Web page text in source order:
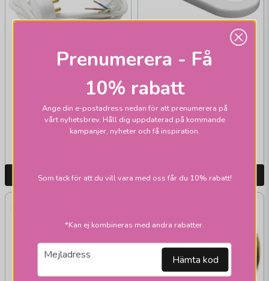
Armatursladd med
lamppropp jordad
169 kr
LÄGG I VARUKORGEN
Sladdförkortare 3-
pack
35 kr
LÄGG I VARUKORGEN
Prenumerera - Få
10% rabatt
Ange din e-postadress nedan för att prenumerera på
vårt nyhetsbrev. Håll dig uppdaterad på kommande
kampanjer, nyheter och få inspiration.
Som tack för att du vill vara med oss får du 10% rabatt!
*Kan ej kombineras med andra rabatter.
email
Mejladress Hämta kod